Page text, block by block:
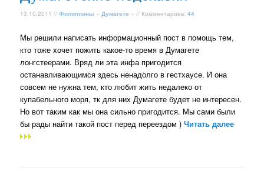
13.10.2011 //Филиппины » Думагете » // Комментариев:44
Мы решили написать информационный пост в помощь тем,
кто тоже хочет пожить какое-то время в Думагете
лонгстеерами. Вряд ли эта инфа пригодится
останавливающимся здесь ненадолго в гестхаусе. И она
совсем не нужна тем, кто любит жить недалеко от
купабельного моря, тк для них Думагете будет не интересен.
Но вот таким как мы она сильно пригодится. Мы сами были
бы рады найти такой пост перед переездом )Читать далее